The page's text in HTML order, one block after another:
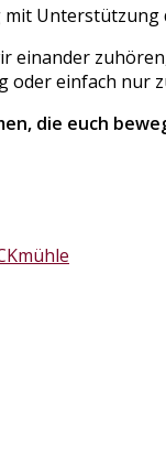
Unterstützung
einander
einfach nur
die euch